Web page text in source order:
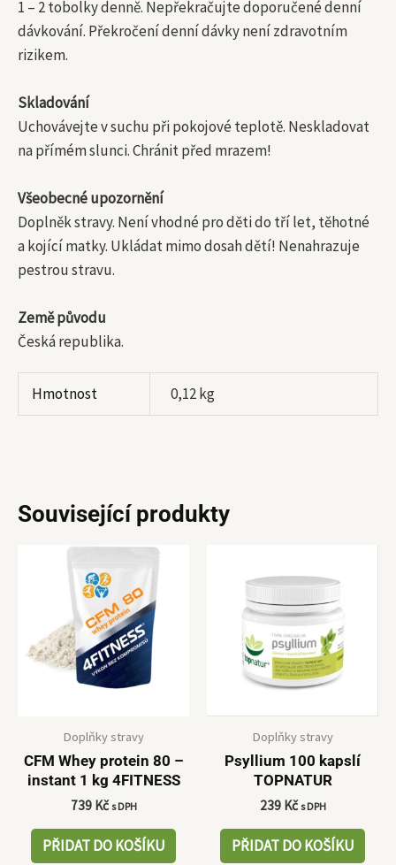
1 – 2 tobolky denně. Nepřekračujte doporučené denní
dávkování. Překročení denní dávky není zdravotním
rizikem.
Skladování
Uchovávejte v suchu při pokojové teplotě. Neskladovat
na přímém slunci. Chránit před mrazem!
Všeobecné upozornění
Doplněk stravy. Není vhodné pro děti do tří let, těhotné
a kojící matky. Ukládat mimo dosah dětí! Nenahrazuje
pestrou stravu.
Země původu
Česká republika.
Hmotnost 0,12 kg
Související produkty
Doplňky stravy
CFM Whey protein 80 –
instant 1 kg 4FITNESS
739 Kč s DPH
PŘIDAT DO KOŠÍKU
Doplňky stravy
Psyllium 100 kapslí
TOPNATUR
239 Kč s DPH
PŘIDAT DO KOŠÍKU